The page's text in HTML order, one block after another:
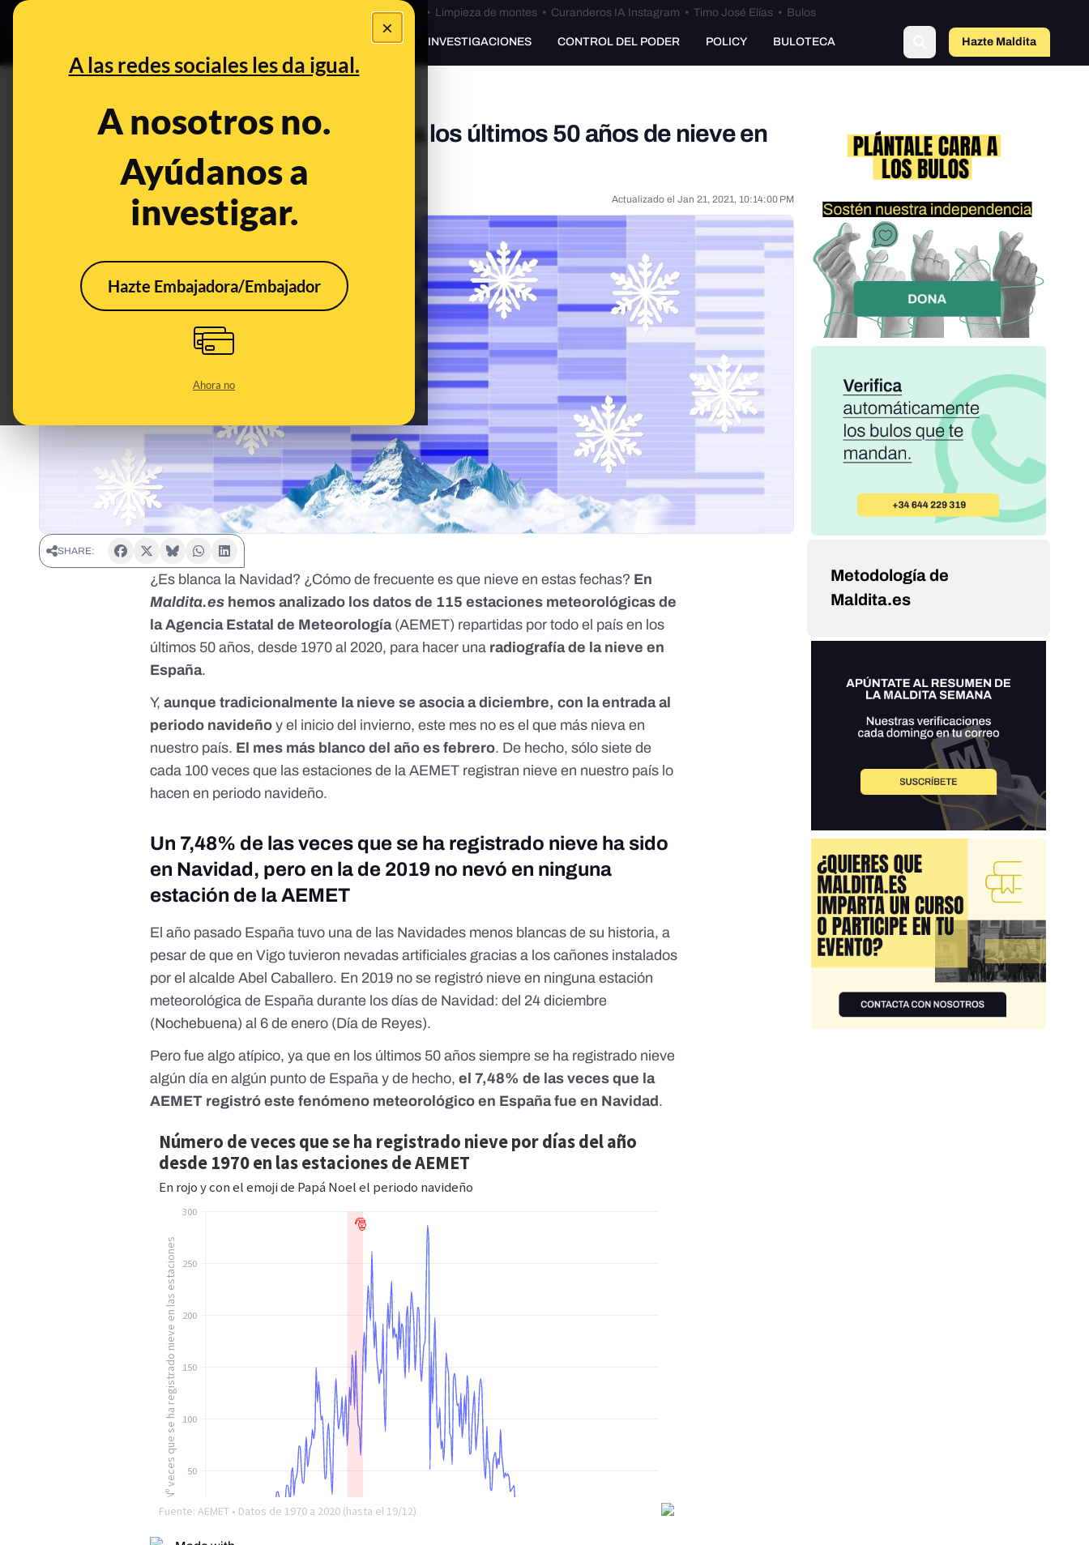
×
A las redes sociales les da igual.
A nosotros no.
Ayúdanos a
investigar.
Hazte Embajadora/Embajador
Ahora no
Bulos Ceuta • Limpieza de montes• Curanderos IA Instagram • Timo José Elías• Bulos
PREBUNKING INVESTIGACIONES CONTROL DEL PODER POLICY BULOTECA Hazte Maldito
¿Es blanca la Navidad? Un repaso a los últimos 50 años de nieve en
Actualizado el Jan 21, 2021, 10:14:00 PM
SHARE:
¿Es blanca la Navidad? ¿Cómo de frecuente es que nieve en estas fechas? En
Maldita.es hemos analizado los datos de 115 estaciones meteorológicas de
la Agencia Estatal de Meteorología(AEMET) repartidas por todo el país en los
últimos 50 años, desde 1970 al 2020, para hacer una radiografía de la nieve en
España.
Y,aunque tradicionalmente la nieve se asocia a diciembre, con la entrada al
periodo navideño y el inicio del invierno, este mes no es el que más nieva en
nuestro país. El mes más blanco del año es febrero. De hecho, sólo siete de
cada 100 veces que las estaciones de la AEMET registran nieve en nuestro país lo
hacen en periodo navideño.
Un 7,48% de las veces que se ha registrado nieve ha sido
en Navidad, pero en la de 2019 no nevó en ninguna
estación de la AEMET
El año pasado España tuvo una de las Navidades menos blancas de su historia,a
pesar de que en Vigo tuvieron nevadas artificiales gracias a los cañones instalados
por el alcalde Abel Caballero. En 2019 no se registró nieve en ninguna estación
meteorológica de España durante los días de Navidad: del 24 diciembre
(Nochebuena) al 6 de enero (Día de Reyes).
Pero fue algo atípico, ya que en los últimos 50 años siempre se ha registrado nieve
algún día en algún punto de España y de hecho,el 7,48% de las veces que la
AEMET registró este fenómeno meteorológico en España fue en Navidad .
Metodología de
Maldita.es